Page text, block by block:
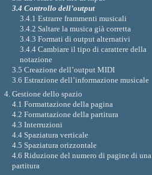
3.4 Controllo dell’output
3.4.1 Estrarre frammenti musicali
3.4.2 Saltare la musica già corretta
3.4.3 Formati di output alternativi
3.4.4 Cambiare il tipo di carattere della
notazione
3.5 Creazione dell’output MIDI
3.6 Estrazione dell’informazione musicale
4. Gestione dello spazio
4.1 Formattazione della pagina
4.2 Formattazione della partitura
4.3 Interruzioni
4.4 Spaziatura verticale
4.5 Spaziatura orizzontale
4.6 Riduzione del numero di pagine di una
partitura